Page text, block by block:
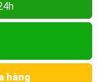
hàng